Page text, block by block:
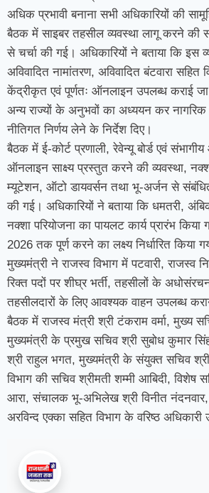
अधिक प्रभावी बनाना सभी अधिकारियों की
बैठक में साइबर तहसील व्यवस्था लागू करने की
से चर्चा की गई। अधिकारियों ने बताया कि इस
अविवादित नामांतरण, अविवादित बंटवारा सहित
केंद्रीकृत एवं पूर्णतः ऑनलाइन उपलब्ध कराई
अन्य राज्यों के अनुभवों का अध्ययन कर
नीतिगत निर्णय लेने के निर्देश दिए।
बैठक में ई-कोर्ट प्रणाली, रेवेन्यू बोर्ड एवं
ऑनलाइन साक्ष्य प्रस्तुत करने की व्यवस्था,
म्यूटेशन, ऑटो डायवर्सन तथा भू-अर्जन से संबंधित
की गई। अधिकारियों ने बताया कि धमतरी,
नक्शा परियोजना का पायलट कार्य प्रारंभ किया
2026 तक पूर्ण करने का लक्ष्य निर्धारित किया
मुख्यमंत्री ने राजस्व विभाग में पटवारी, राजस्व
रिक्त पदों पर शीघ्र भर्ती, तहसीलों के
तहसीलदारों के लिए आवश्यक वाहन उपलब्ध
बैठक में राजस्व मंत्री श्री टंकराम वर्मा, मुख्य
मुख्यमंत्री के प्रमुख सचिव श्री सुबोध कुमार
श्री राहुल भगत, मुख्यमंत्री के संयुक्त सचिव
विभाग की सचिव श्रीमती शम्मी आबिदी, विशेष
आरा, संचालक भू-अभिलेख श्री विनीत
अरविन्द एक्का सहित विभाग के वरिष्ठ